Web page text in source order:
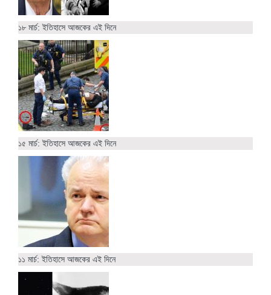
১৮ মার্চ: ইতিহাসে আজকের এই দিনে
১৫ মার্চ: ইতিহাসে আজকের এই দিনে
১১ মার্চ: ইতিহাসে আজকের এই দিনে